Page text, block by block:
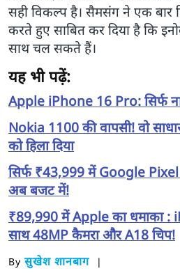
सही विकल्प है। सैमसंग ने एक बार
करते हुए साबित कर दिया है कि
साथ चल सकते हैं।
यह भी पढ़ें:
Apple iPhone 16 Pro: सिर्फ
Nokia 1100 की वापसी! वो
को हिला दिया
सिर्फ ₹43,999 में Google
अब बजट में!
₹89,990 में Apple का धमाका
साथ 48MP कैमरा और A18 चिप!
By सुखेश शानबाग